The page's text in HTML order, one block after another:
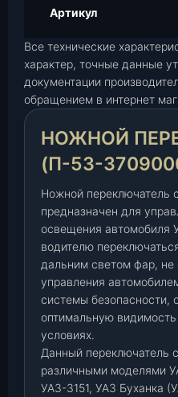
й
п
е
р
л
с
в
е
т
а
(
П
-
5
3
-
Артикул
Все технические
характер, точные данные
документации
обращением в интернет
НОЖНОЙ
(П-53-
Ножной переключатель
предназначен для
освещения автомобиля
водителю
дальним светом фар, не
управления
системы безопасности,
оптимальную
условиях.
Данный переключатель
различными моделями
УАЗ-3151, УАЗ Буханка